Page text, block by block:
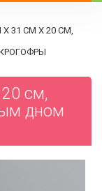
31 СМ Х 20 СМ,
см,
дном